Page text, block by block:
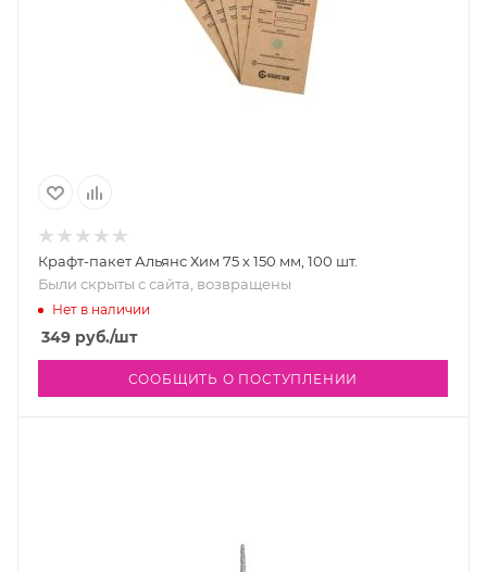
Крафт-пакет Альянс Хим 75 х 150 мм, 100 шт.
Были скрыты с сайта, возвращены
Нет в наличии
349 руб./шт
СООБЩИТЬ О ПОСТУПЛЕНИИ